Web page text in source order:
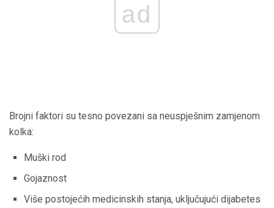
ad
Brojni faktori su tesno povezani sa neuspješnim zamjenom
kolka:
Muški rod
Gojaznost
Više postojećih medicinskih stanja, uključujući dijabetes